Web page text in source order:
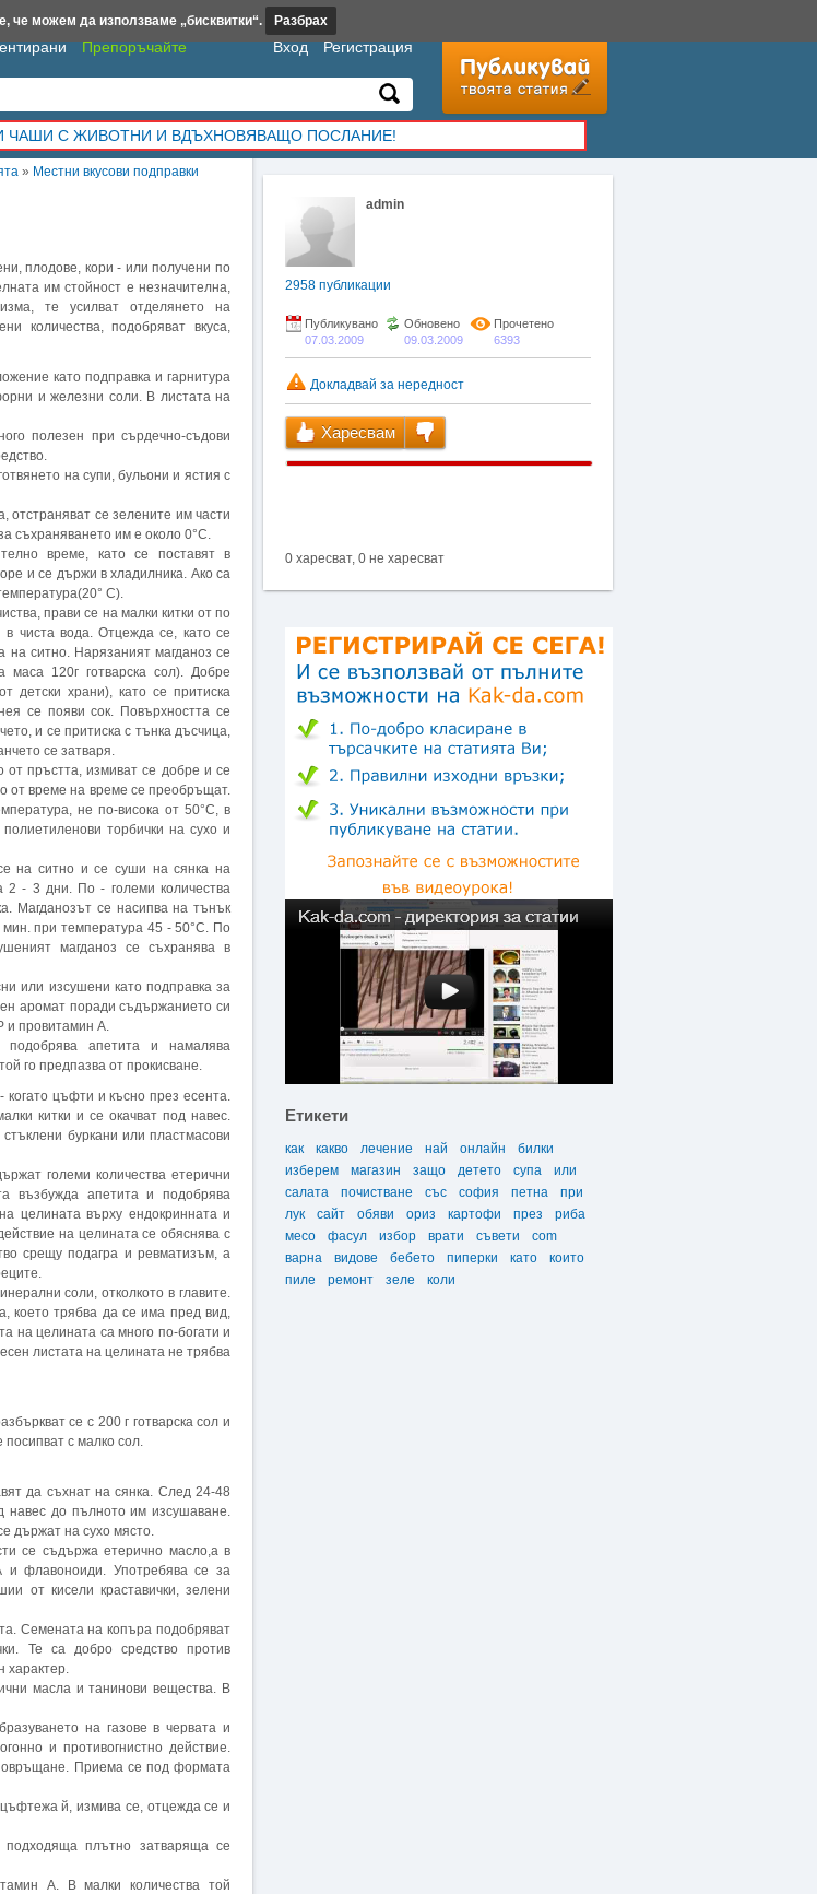
» Местни вкусови подправки
плодове, кори - или получени по
им стойност е незначителна,
те усилват отделянето на
количества, подобряват вкуса,
като подправка и гарнитура
и железни соли. В листата на
полезен при сърдечно-съдови
на супи, бульони и ястия с
отстраняват се зелените им части
съхраняването им е около 0°С.
време, като се поставят в
и се държи в хладилника. Ако са
С).
прави се на малки китки от по
чиста вода. Отцежда се, като се
на ситно. Нарязаният магданоз се
120г готварска сол). Добре
детски храни), като се притиска
се появи сок. Повърхността се
и се притиска с тънка дъсчица,
се затваря.
от пръстта, измиват се добре и се
от време на време се преобръщат.
не по-висока от 50°С, в
торбички на сухо и
на ситно и се суши на сянка на
2 - 3 дни. По - големи количества
Магданозът се насипва на тънък
при температура 45 - 50°С. По
магданоз се съхранява в
или изсушени като подправка за
аромат поради съдържанието си
и провитамин А.
подобрява апетита и намалява
го предпазва от прокисване.
цъфти и късно през есента.
китки и се окачват под навес.
буркани или пластмасови
големи количества етерични
възбужда апетита и подобрява
целината върху ендокринната и
на целината се обяснява с
срещу подагра и ревматизъм, а
соли, отколкото в главите.
което трябва да се има пред вид,
на целината са много по-богати и
листата на целината не трябва
се с 200 г готварска сол и
посипват с малко сол.
да съхнат на сянка. След 24-48
навес до пълното им изсушаване.
държат на сухо място.
се съдържа етерично масло,а в
флавоноиди. Употребява се за
от кисели краставички, зелени
Семената на копъра подобряват
Те са добро средство против
характер.
масла и танинови вещества. В
на газове в червата и
и противогнистно действие.
Приема се под формата
й, измива се, отцежда се и
плътно затваряща се
А. В малки количества той
admin
2958 публикации
Публикувано
07.03.2009
Обновено
09.03.2009
Прочетено
6393
Докладвай за нередност
Харесвам
0 харесват, 0 не харесват
Етикети
как какво лечение най онлайн
билки
изберем
магазин защо детето супа
или
салата
почистване със софия петна
при
лук
сайт обяви ориз картофи през
риба
месо
фасул избор врати съвети
com
варна
видове бебето пиперки като
които
пиле
ремонт зеле коли
Препоръчайте Вход Регистрация
ЧАШИ С ЖИВОТНИ И ВДЪХНОВЯВАЩО ПОСЛАНИЕ!
че можем да използваме „бисквитки“. Разбрах